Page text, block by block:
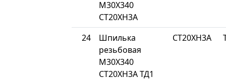
М30Х340
СТ20ХН3А
24
Шпилька
резьбовая
М30Х340
СТ20ХН3А ТД1
СТ20ХН3А